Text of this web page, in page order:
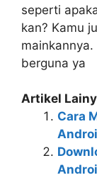
seperti
kan? Kamu
berguna ya
Artikel
Cara